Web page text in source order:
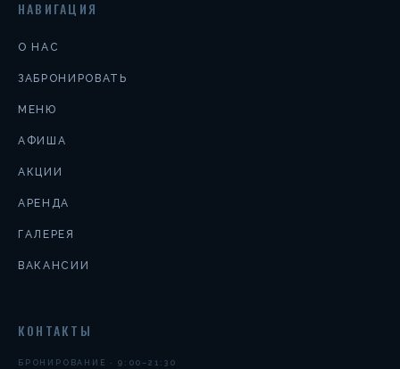
НАВИГАЦИЯ
О НАС
ЗАБРОНИРОВАТЬ
МЕНЮ
АФИША
АКЦИИ
АРЕНДА
ГАЛЕРЕЯ
ВАКАНСИИ
КОНТАКТЫ
БРОНИРОВАНИЕ · 9:00–21:30